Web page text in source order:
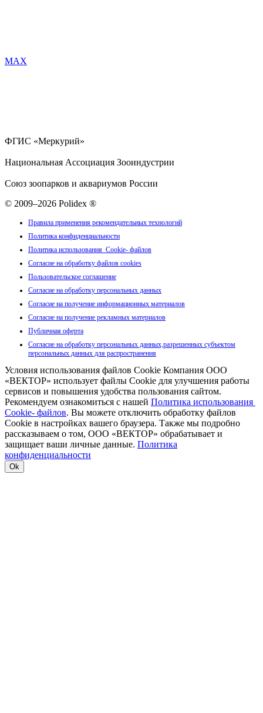
MAX
ФГИС «Меркурий»
Национальная Ассоциация Зооиндустрии
Союз зоопарков и аквариумов России
© 2009–2026 Polidex ®
Правила применения рекомендательных технологий
Политика конфиденциальности
Политика использования Cookie- файлов
Согласие на обработку файлов cookies
Пользовательское соглашение
Согласие на обработку персональных данных
Согласие на получение информационных материалов
Согласие на получение рекламных материалов
Публичная оферта
Согласие на обработку персональных данных,разрешенных субъектом
персональных данных для распространения
Условия использования файлов Cookie Компания ООО
«ВЕКТОР» использует файлы Cookie для улучшения работы
сервисов и повышения удобства пользования сайтом.
Рекомендуем ознакомиться с нашей Политика использования
Cookie- файлов. Вы можете отключить обработку файлов
Cookie в настройках вашего браузера. Также мы подробно
рассказываем о том, ООО «ВЕКТОР» обрабатывает и
защищает ваши личные данные. Политика
конфиденциальности
Ok